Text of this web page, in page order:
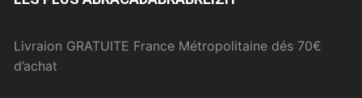
Livraion GRATUITE France Métropolitaine dés 70€
d’achat